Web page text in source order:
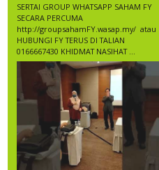
SERTAI GROUP WHATSAPP SAHAM FY
SECARA PERCUMA
http://groupsahamFY.wasap.my/ ​ atau
HUBUNGI FY TERUS DI TALIAN
0166667430 KHIDMAT NASIHAT ...